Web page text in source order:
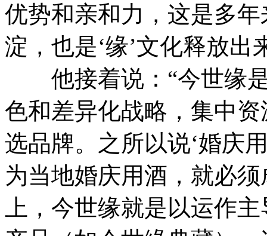
优势和亲和力，这是多
淀，也是‘缘’文化释放出
他接着说：“今世缘是
色和差异化战略，集中
选品牌。之所以说‘婚庆
为当地婚庆用酒，就必
上，今世缘就是以运作